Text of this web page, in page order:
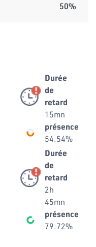
50%
Durée
de
retard
15mn
présence
54.54%
Durée
de
retard
2h
45mn
présence
79.72%